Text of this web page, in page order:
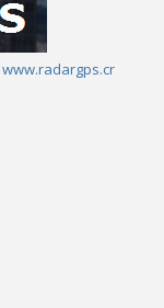
www.radargps.cr